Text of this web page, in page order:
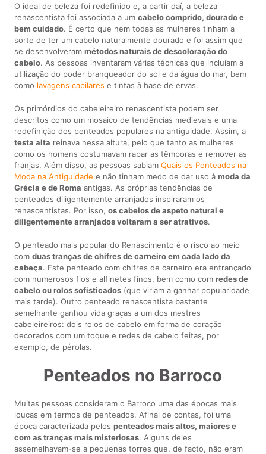
O ideal de beleza foi redefinido e, a partir daí, a beleza
renascentista foi associada a umcabelo comprido, dourado e
bem cuidado. É certo que nem todas as mulheres tinham a
sorte de ter um cabelo naturalmente dourado e foi assim que
se desenvolverammétodos naturais de descoloração do
cabelo. As pessoas inventaram várias técnicas que incluíam a
utilização do poder branqueador do sol e da água do mar, bem
como lavagens capilares e tintas à base de ervas.
Os primórdios do cabeleireiro renascentista podem ser
descritos como um mosaico de tendências medievais e uma
redefinição dos penteados populares na antiguidade. Assim, a
testa alta reinava nessa altura, pelo que tanto as mulheres
como os homens costumavam rapar as têmporas e remover as
franjas. Além disso, as pessoas sabiamQuais os Penteados na
Moda na Antiguidadee não tinham medo de dar uso àmoda da
Grécia e de Roma antigas. As próprias tendências de
penteados diligentemente arranjados inspiraram os
renascentistas. Por isso,os cabelos de aspeto natural e
diligentemente arranjados voltaram a ser atrativos.
O penteado mais popular do Renascimento é o risco ao meio
comduas tranças de chifres de carneiro em cada lado da
cabeça. Este penteado com chifres de carneiro era entrançado
com numerosos fios e alfinetes finos, bem como comredes de
cabelo ou rolos sofisticados (que viriam a ganhar popularidade
mais tarde). Outro penteado renascentista bastante
semelhante ganhou vida graças a um dos mestres
cabeleireiros: dois rolos de cabelo em forma de coração
decorados com um toque e redes de cabelo feitas, por
exemplo, de pérolas.
Penteados no Barroco
Muitas pessoas consideram o Barroco uma das épocas mais
loucas em termos de penteados. Afinal de contas, foi uma
época caracterizada pelospenteados mais altos, maiores e
com as tranças mais misteriosas. Alguns deles
assemelhavam-se a pequenas torres que, de facto, não eram